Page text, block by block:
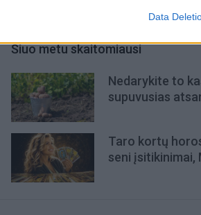
Data
Šiuo metu skaitomiausi
Nedarykite to
supuvusias
Taro kortų
seni įsitikinimai,